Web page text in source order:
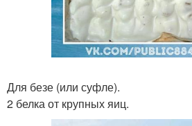
Для безе (или суфле).
2 белка от крупных яиц.